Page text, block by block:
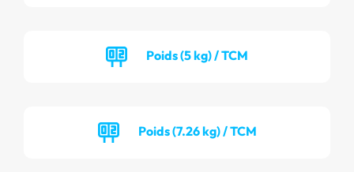
Poids (5 kg) / TCM
Poids (7.26 kg) / TCM